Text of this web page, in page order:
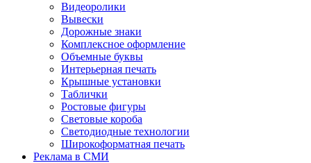
Видеоролики
Вывески
Дорожные знаки
Комплексное оформление
Объемные буквы
Интерьерная печать
Крышные установки
Таблички
Ростовые фигуры
Световые короба
Светодиодные технологии
Широкоформатная печать
Реклама в СМИ